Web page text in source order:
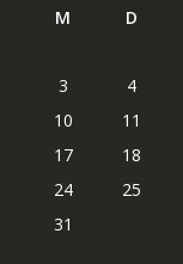
M D
3
4
10
11
17
18
24
25
31